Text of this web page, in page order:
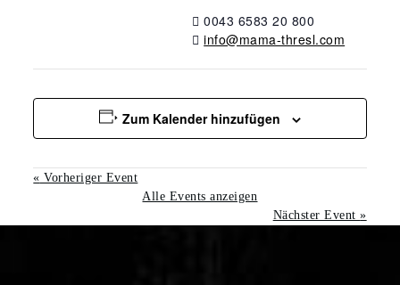
0043 6583 20 800
info@mama-thresl.com
Zum Kalender hinzufügen
« Vorheriger Event
Alle Events anzeigen
Nächster Event»